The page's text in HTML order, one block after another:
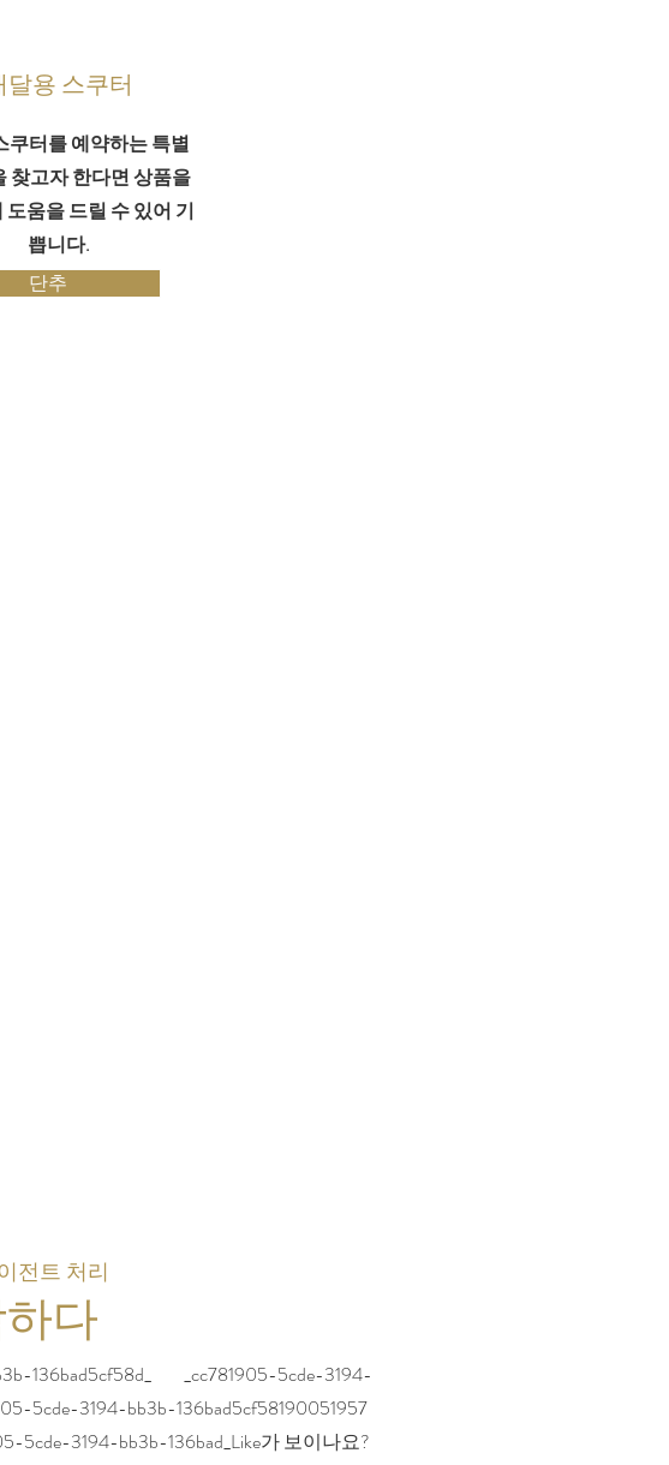
달용 스쿠터
쿠터를 예약하는 특별
찾고자 한다면 상품을
도움을 드릴 수 있어 기
쁩니다.
단추
전트 처리
다
136bad5cf58d_ _cc781905-5cde-3194-
5cde-3194-bb3b-136bad5cf58190051957
3194-bb3b-136bad_Like가 보이나요?